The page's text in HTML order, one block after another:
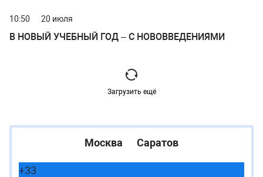
10:50 20 июля
В НОВЫЙ УЧЕБНЫЙ ГОД – С НОВОВВЕДЕНИЯМИ
Загрузить ещё
Москва Саратов
+33